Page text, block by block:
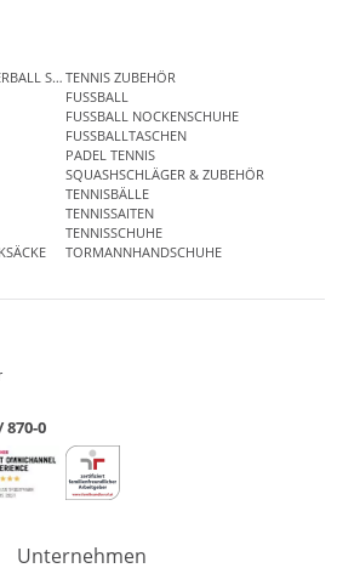
SETSTENNIS ZUBEHÖR
FUSSBALL
FUSSBALL NOCKENSCHUHE
FUSSBALLTASCHEN
PADEL TENNIS
SQUASHSCHLÄGER & ZUBEHÖR
TENNISBÄLLE
TENNISSAITEN
TENNISSCHUHE
TORMANNHANDSCHUHE
870-0
Unternehmen